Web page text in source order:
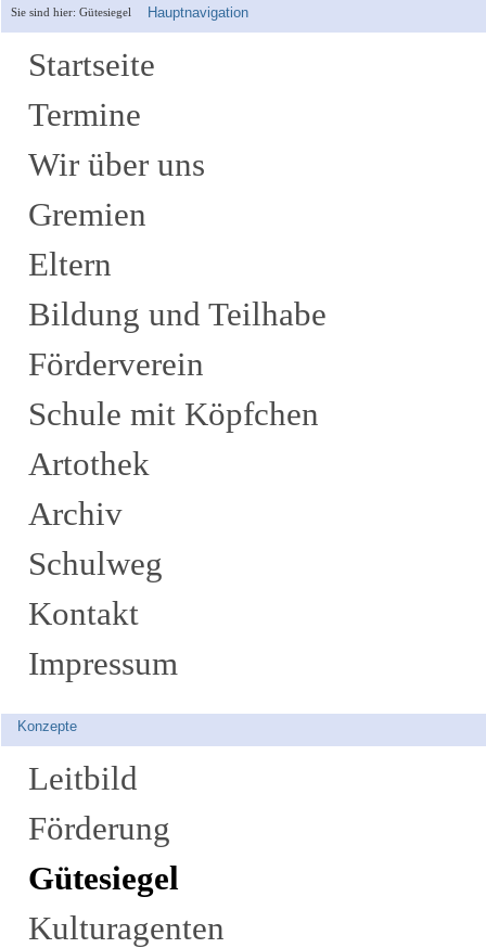
Sie sind hier: Gütesiegel Hauptnavigation
Startseite
Termine
Wir über uns
Gremien
Eltern
Bildung und Teilhabe
Förderverein
Schule mit Köpfchen
Artothek
Archiv
Schulweg
Kontakt
Impressum
Konzepte
Leitbild
Förderung
Gütesiegel
Kulturagenten